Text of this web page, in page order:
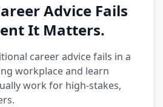
Advice Fails
It Matters.
career advice fails in a
workplace and learn
work for high-stakes,